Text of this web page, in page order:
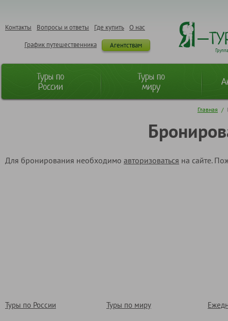
О нас
Где купить
Вопросы и ответы
Контакты
Агентствам
График путешественника
Туры по
России
Туры по
миру
Главная /
Для бронирования необходимо авторизоваться на сайте.
Туры по России Туры по миру